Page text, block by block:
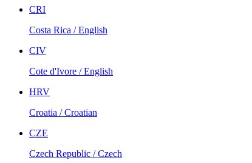
CRI
Costa Rica / English
CIV
Cote d'Ivore / English
HRV
Croatia / Croatian
CZE
Czech Republic / Czech